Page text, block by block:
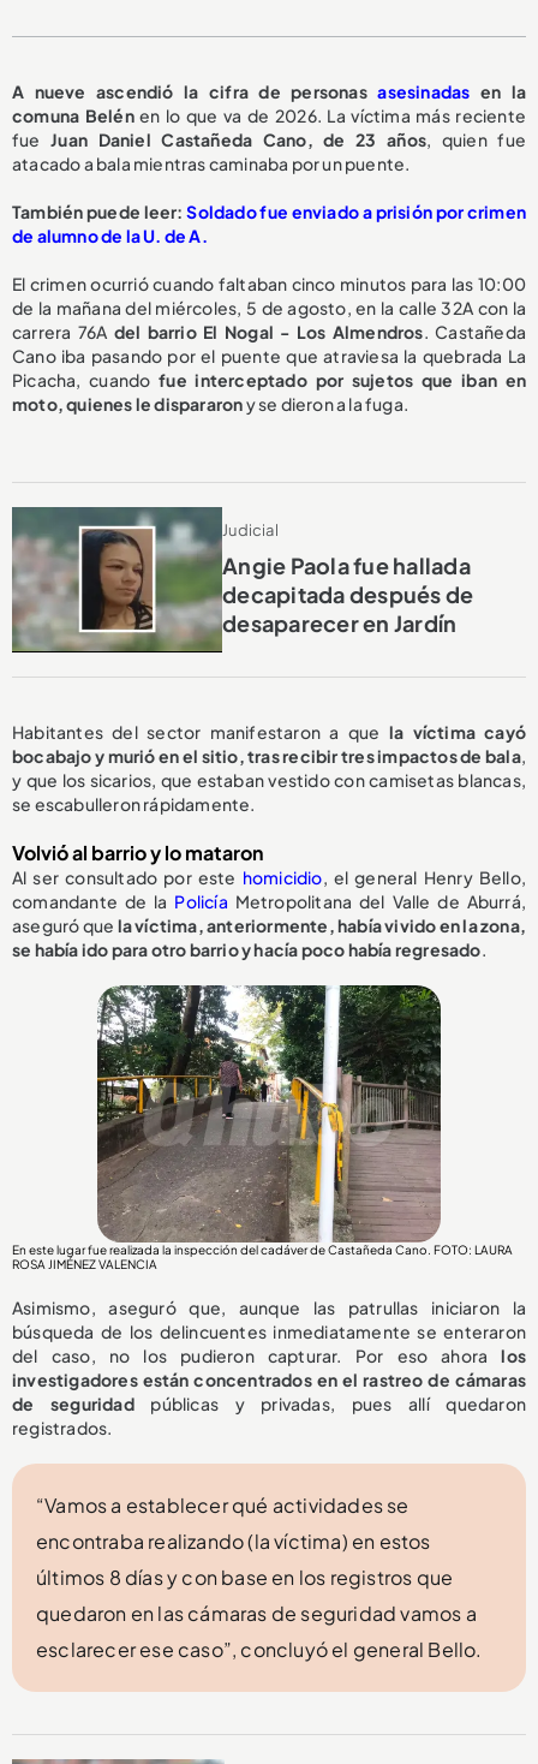
A nueve ascendió la cifra de personasasesinadas en la
comuna Belénen lo que va de 2026. La víctima más reciente
fueJuan Daniel Castañeda Cano, de 23 años, quien fue
atacado a bala mientras caminaba por un puente.
También puede leer:Soldado fue enviado a prisión por crimen
de alumno de la U. de A.
El crimen ocurrió cuando faltaban cinco minutos para las 10:00
de la mañana del miércoles, 5 de agosto, en la calle 32A con la
carrera 76A del barrio El Nogal - Los Almendros. Castañeda
Cano iba pasando por el puente que atraviesa la quebrada La
Picacha, cuandofue interceptado por sujetos que iban en
moto, quienes le dispararony se dieron a la fuga.
Judicial
Angie Paola fue hallada
decapitada después de
desaparecer en Jardín
Habitantes del sector manifestaron a que la víctima cayó
bocabajo y murió en el sitio, tras recibir tres impactos de bala,
y que los sicarios, que estaban vestido con camisetas blancas,
se escabulleron rápidamente.
Volvió al barrio y lo mataron
Al ser consultado por este homicidio , el general Henry Bello,
comandante de la Policía Metropolitana del Valle de Aburrá,
aseguró que la víctima, anteriormente, había vivido en la zona,
se había ido para otro barrio y hacía poco había regresado
En este lugar fue realizada la inspección del cadáver de Castañeda Cano. FOTO: LAURA
ROSA JIMÉNEZ VALENCIA
Asimismo, aseguró que, aunque las patrullas iniciaron la
búsqueda de los delincuentes inmediatamente se enteraron
del caso, no los pudieron capturar. Por eso ahoralos
investigadores están concentrados en el rastreo de cámaras
de seguridad públicas y privadas, pues allí quedaron
registrados.
“Vamos a establecer qué actividades se
encontraba realizando (la víctima) en estos
últimos 8 días y con base en los registros que
quedaron en las cámaras de seguridad vamos a
esclarecer ese caso”, concluyó el general Bello.